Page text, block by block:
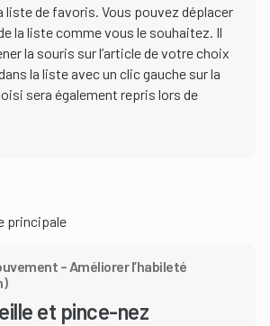
liste de favoris. Vous pouvez déplacer
la liste comme vous le souhaitez. Il
la souris sur l’article de votre choix
la liste avec un clic gauche sur la
sera également repris lors de
principale
– Améliorer l’habileté
et pince-nez